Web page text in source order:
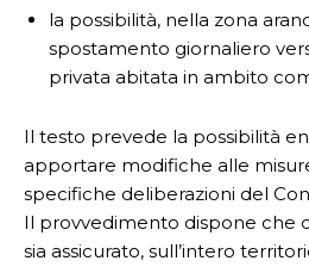
la possibilità, nella zona
spostamento giornaliero
privata abitata in ambito
Il testo prevede la possibilità
apportare modifiche alle
specifiche deliberazioni del
Il provvedimento dispone che
sia assicurato, sull’intero